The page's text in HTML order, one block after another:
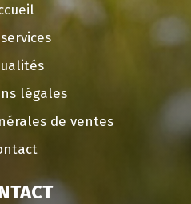
légales
de ventes